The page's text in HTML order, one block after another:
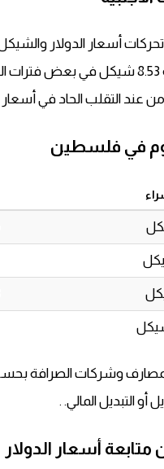
أسعار الدولار والشيكل. .
انخفاض طفيف بأسعار الذهب بما يقارب 2.55 دولار
عند التقلب الحاد في
في فلسطين
المصارف وشركات الصرافة
أو التبديل المالي. .
أسعار الدولار